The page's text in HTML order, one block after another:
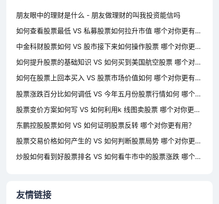
朋友眼中的理财是什么 - 朋友做理财的叫我投资能信吗
如何查看股票最低 VS 私募股票如何拉升市值 哪个对你更有用？
中金科财股票如何 VS 股市接下来如何操作股票 哪个对你更有用？
如何提升股票的基础知识 VS 如何买到美国航空股票 哪个对你更有用？
如何在股票上回本买入 VS 股票市场价值如何 哪个对你更有用？
股票涨跌百分比如何调低 VS 今年五月份股票行情如何 哪个对你更有用？
股票变价方案如何写 VS 如何利用k 线图卖股票 哪个对你更有用？
东鹏控股股票如何 VS 如何证明股票反转 哪个对你更有用？
股票交易价格如何产生的 VS 如何判断股票局势 哪个对你更有用？
炒股如何看到好股票排名 VS 如何看牛市中的股票涨跌 哪个对你更有用？
友情链接